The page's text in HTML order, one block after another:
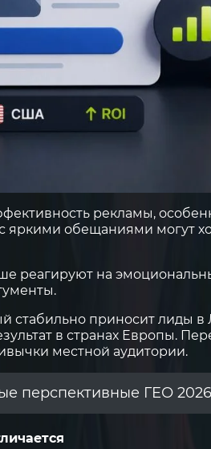
рекламы,
яркими обещаниями могут
реагируют на
стабильно приносит лиды
в странах Европы.
местной аудитории.
перспективные ГЕО